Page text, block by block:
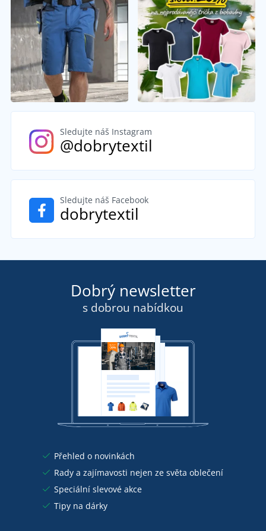
Sledujte náš Instagram
@dobrytextil
Sledujte náš Facebook
dobrytextil
Dobrý newsletter
s dobrou nabídkou
Přehled o novinkách
Rady a zajímavosti nejen ze světa oblečení
Speciální slevové akce
Tipy na dárky